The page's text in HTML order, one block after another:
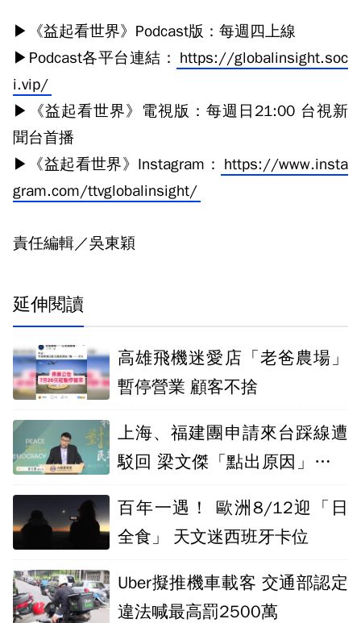
▶《益起看世界》Podcast版：每週四上線
▶Podcast各平台連結： https://globalinsight.soc
i.vip/
▶《益起看世界》電視版：每週日21:00 台視新
聞台首播
▶《益起看世界》Instagram： https://www.insta
gram.com/ttvglobalinsight/
責任編輯／吳東穎
延伸閱讀
高雄飛機迷愛店「老爸農場」
暫停營業 顧客不捨
上海、福建團申請來台踩線遭
駁回 梁文傑「點出原因」：恕
百年一遇！ 歐洲8/12迎「日
全食」 天文迷西班牙卡位
Uber擬推機車載客 交通部認定
違法喊最高罰2500萬